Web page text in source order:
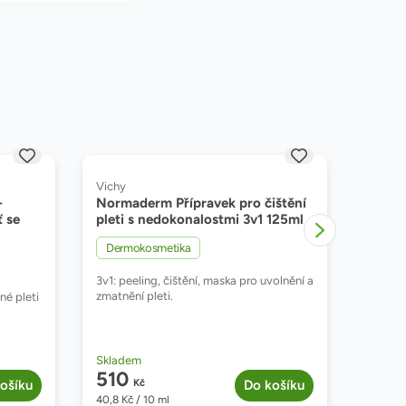
se
pleti
Normaderm Přípravek pro čištění
pleti s nedokonalostmi 3v1 125ml
Značka:
Vichy
Dermokosmetika,
3v1: peeling, čištění, maska pro uvolnění a
zmatnění pleti.
Dostupnost:
Skladem
510 Kč
40,8 Kč / 10 ml
Do košíku